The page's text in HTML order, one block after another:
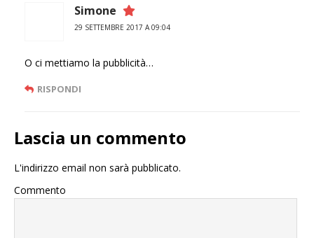
Simone
29 SETTEMBRE 2017 A 09:04
O ci mettiamo la pubblicità…
RISPONDI
Lascia un commento
L'indirizzo email non sarà pubblicato.
Commento